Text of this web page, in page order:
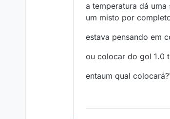
a temperatura dá
um misto por
estava pensando em
ou colocar do gol 1.0
entaum qual